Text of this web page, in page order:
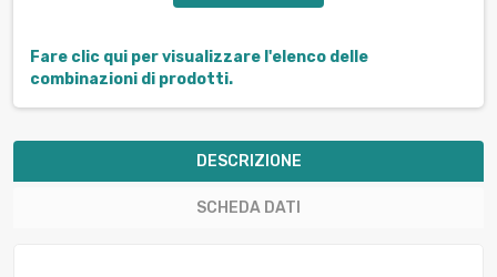
Fare clic qui per visualizzare l'elenco delle
combinazioni di prodotti.
DESCRIZIONE
SCHEDA DATI